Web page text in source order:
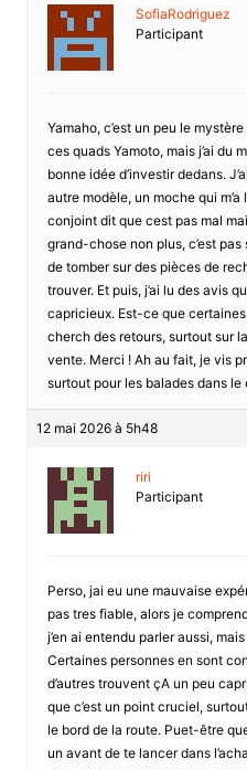
SofiaRodriguez
Participant
Yamaho, c’est un peu le
ces quads Yamoto, mais j’ai du
bonne idée d’investir dedans.
autre modèle, un moche qui
conjoint dit que cest pas mal
grand-chose non plus, c’est
de tomber sur des pièces de
trouver. Et puis, j’ai lu des avis
capricieux. Est-ce que
cherch des retours, surtout sur
vente. Merci ! Ah au fait, je vis
surtout pour les balades dans le
12 mai 2026 à 5h48
riri
Participant
Perso, jai eu une mauvaise
pas tres fiable, alors je
j’en ai entendu parler aussi,
Certaines personnes en sont
d’autres trouvent çA un peu
que c’est un point cruciel,
le bord de la route. Puet-être
un avant de te lancer dans